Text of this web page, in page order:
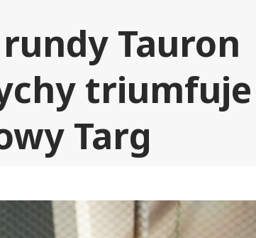
Tauron
triumfuje
Targ